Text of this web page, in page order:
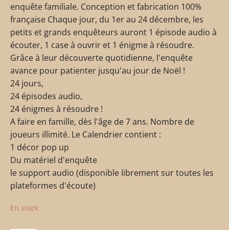
enquête familiale. Conception et fabrication 100%
française Chaque jour, du 1er au 24 décembre, les
petits et grands enquêteurs auront 1 épisode audio à
écouter, 1 case à ouvrir et 1 énigme à résoudre.
Grâce à leur découverte quotidienne, l'enquête
avance pour patienter jusqu'au jour de Noël !
24 jours,
24 épisodes audio,
24 énigmes à résoudre !
A faire en famille, dès l'âge de 7 ans. Nombre de
joueurs illimité. Le Calendrier contient :
1 décor pop up
Du matériel d'enquête
le support audio (disponible librement sur toutes les
plateformes d'écoute)
En stock